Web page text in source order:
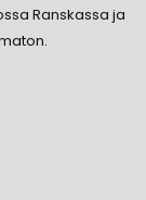
Ranskassa ja